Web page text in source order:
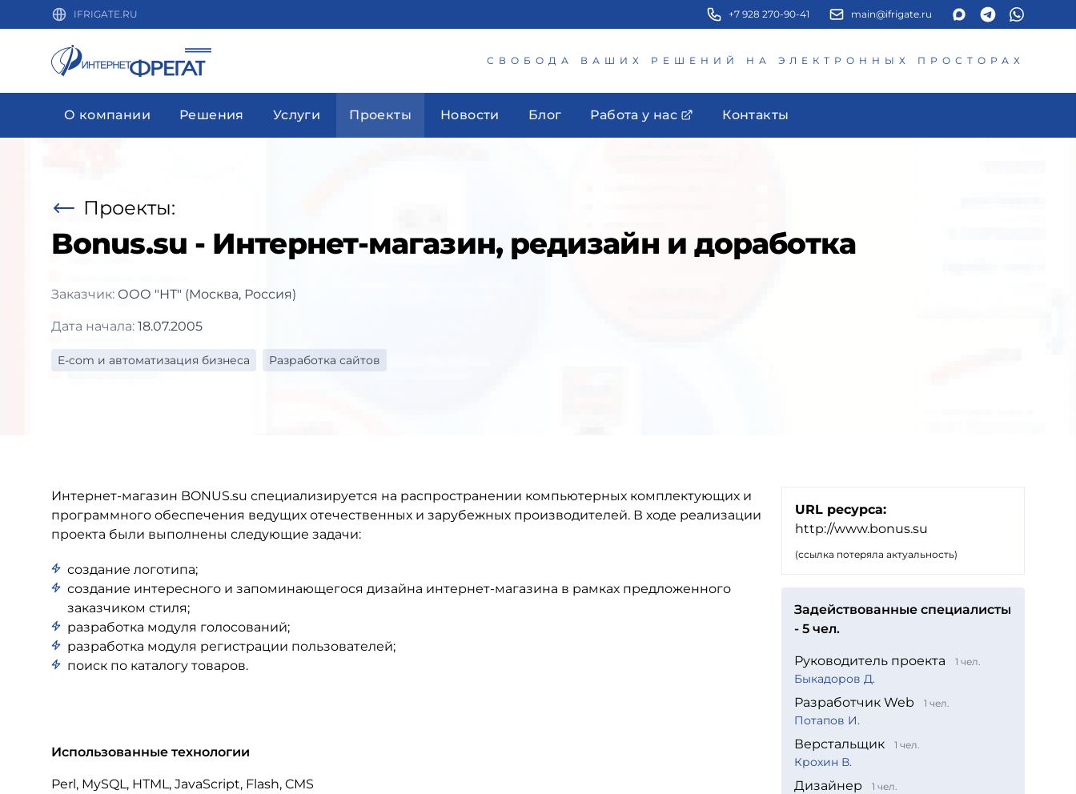
IFRIGATE.RU +7 928 270-90-41 main@ifrigate.ru
СВОБОДА ВАШИХ РЕШЕНИЙ НА ЭЛЕКТРОННЫХ ПРОСТОРАХ
О компании Решения Услуги Проекты Новости Блог Работа у нас Контакты
Проекты:
Bonus.su - Интернет-магазин, редизайн и доработка
Заказчик: ООО "НТ" (Москва, Россия)
Дата начала: 18.07.2005
E-com и автоматизация бизнеса Разработка сайтов
Интернет-магазин BONUS.su специализируется на распространении компьютерных комплектующих и
программного обеспечения ведущих отечественных и зарубежных производителей. В ходе реализации
проекта были выполнены следующие задачи:
создание логотипа;
создание интересного и запоминающегося дизайна интернет-магазина в рамках предложенного
заказчиком стиля;
разработка модуля голосований;
разработка модуля регистрации пользователей;
поиск по каталогу товаров.
Использованные технологии
Perl, MySQL, HTML, JavaScript, Flash, CMS
URL ресурса:
http://www.bonus.su
(ссылка потеряла актуальность)
Задействованные специалисты
- 5 чел.
Руководитель проекта 1 чел.
Быкадоров Д.
Разработчик Web 1 чел.
Потапов И.
Верстальщик 1 чел.
Крохин В.
Дизайнер 1 чел.